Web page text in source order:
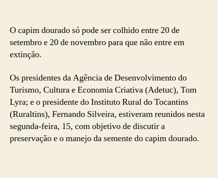
O capim dourado só pode ser colhido entre 20 de
setembro e 20 de novembro para que não entre em
extinção.
Os presidentes da Agência de Desenvolvimento do
Turismo, Cultura e Economia Criativa (Adetuc), Tom
Lyra; e o presidente do Instituto Rural do Tocantins
(Ruraltins), Fernando Silveira, estiveram reunidos nesta
segunda-feira, 15, com objetivo de discutir a
preservação e o manejo da semente do capim dourado.